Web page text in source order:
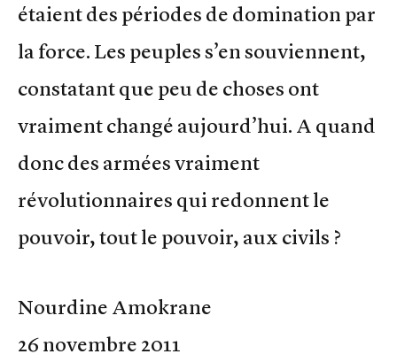
étaient des périodes de domination par
la force. Les peuples s’en souviennent,
constatant que peu de choses ont
vraiment changé aujourd’hui. A quand
donc des armées vraiment
révolutionnaires qui redonnent le
pouvoir, tout le pouvoir, aux civils ?
Nourdine Amokrane
26 novembre 2011